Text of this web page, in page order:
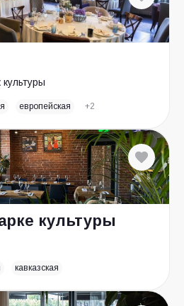
европейская +2
культуры
кавказская